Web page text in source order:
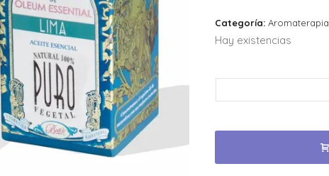
Categoría: Aromaterapia
Hay existencias